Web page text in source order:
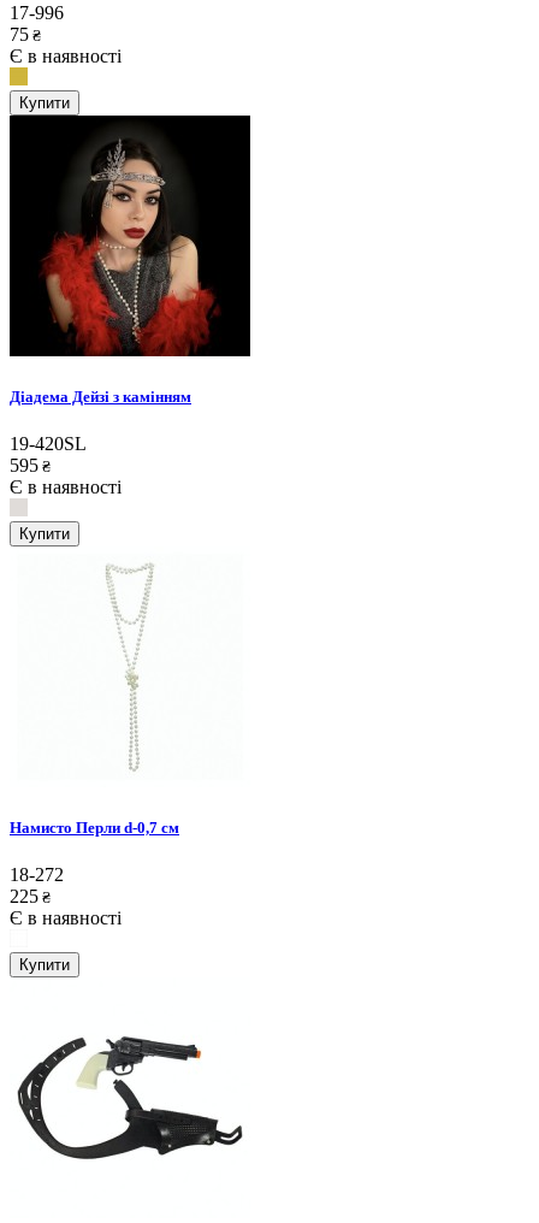
17-996
75 ₴
Є в наявності
Купити
Діадема Дейзі з камінням
19-420SL
595 ₴
Є в наявності
Купити
Намисто Перли d-0,7 см
18-272
225 ₴
Є в наявності
Купити